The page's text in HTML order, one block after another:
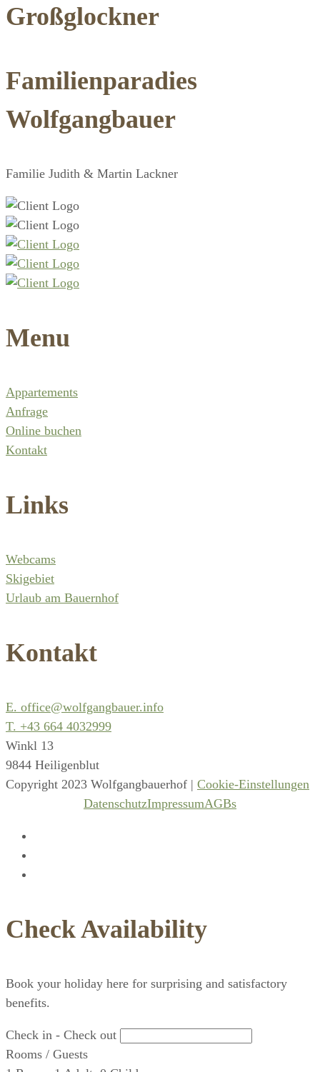
Großglockner
Familienparadies
Wolfgangbauer
Familie Judith & Martin Lackner
Menu
Appartements
Anfrage
Online buchen
Kontakt
Links
Webcams
Skigebiet
Urlaub am Bauernhof
Kontakt
E. office@wolfgangbauer.info
T. +43 664 4032999
Winkl 13
9844 Heiligenblut
Copyright 2023 Wolfgangbauerhof | Cookie-Einstellungen
DatenschutzImpressumAGBs
Check Availability
Book your holiday here for surprising and satisfactory
benefits.
Check in - Check out
Rooms / Guests